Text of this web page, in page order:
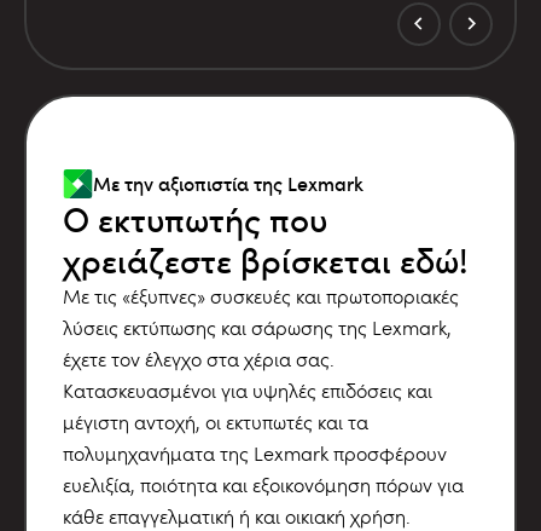
Με την αξιοπιστία της Lexmark
Ο εκτυπωτής που
χρειάζεστε βρίσκεται εδώ!
Με τις «έξυπνες» συσκευές και πρωτοποριακές
λύσεις εκτύπωσης και σάρωσης της Lexmark,
έχετε τον έλεγχο στα χέρια σας.
Κατασκευασμένοι για υψηλές επιδόσεις και
μέγιστη αντοχή, οι εκτυπωτές και τα
πολυμηχανήματα της Lexmark προσφέρουν
ευελιξία, ποιότητα και εξοικονόμηση πόρων για
κάθε επαγγελματική ή και οικιακή χρήση.